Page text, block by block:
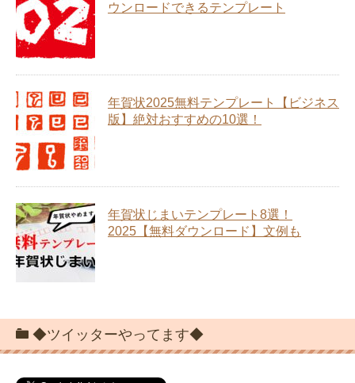
ウンロードできるテンプレート
年賀状2025無料テンプレート【ビジネス
版】絶対おすすめの10選！
年賀状じまいテンプレート8選！
2025【無料ダウンロード】文例も
◆ツイッターやってます◆